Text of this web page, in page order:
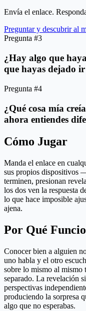
Envía el enlace.
Preguntar y descubrir al
Pregunta #3
¿Hay algo que
que hayas dejado
Pregunta #4
¿Qué cosa mía
ahora entiendes
Cómo Jugar
Manda el enlace en
sus propios dispositivos
terminen, presionan
los dos ven la respuesta
lo que hace imposible
ajena.
Por Qué
Conocer bien a alguien
uno habla y el otro
sobre lo mismo al
separado. La revelación
perspectivas
produciendo la sorpresa
algo que no esperabas.